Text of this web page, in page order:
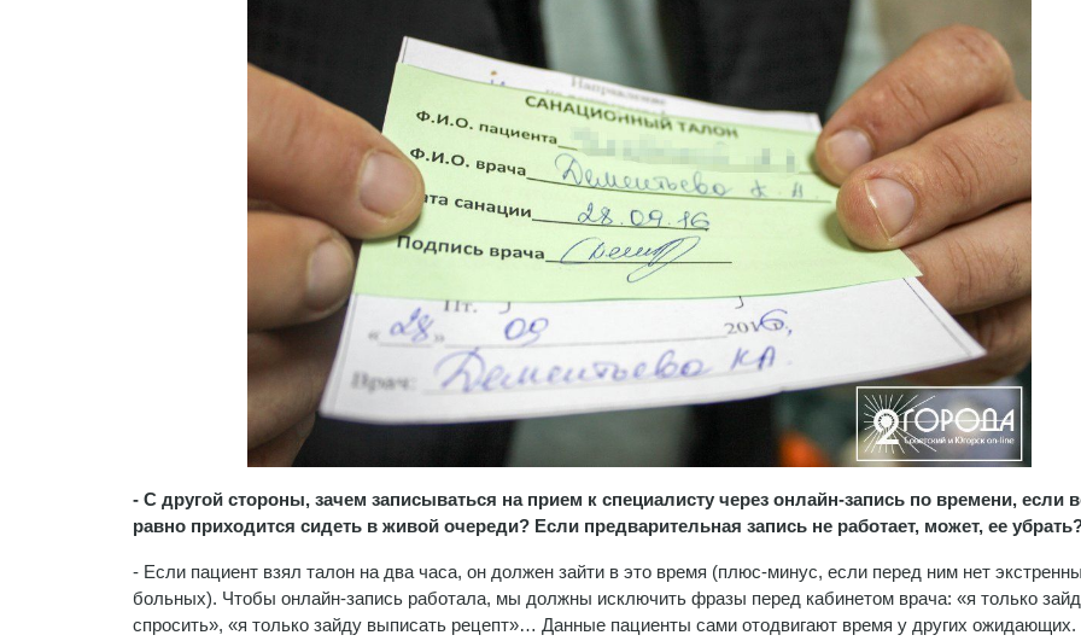
- С другой стороны, зачем записываться на прием к специалисту через онлайн-запись по времени, если
равно приходится сидеть в живой очереди? Если предварительная запись не работает, может, ее
- Если пациент взял талон на два часа, он должен зайти в это время (плюс-минус, если перед ним нет
больных). Чтобы онлайн-запись работала, мы должны исключить фразы перед кабинетом врача: «я только
спросить», «я только зайду выписать рецепт»… Данные пациенты сами отодвигают время у других ожидающих.